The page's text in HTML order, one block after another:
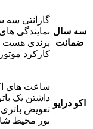
سه سال
ضمانت
گارانتی سه
نمایندگی
برندی هست
کارکرد
اکو درایو
ساعت های
داشتن یک
تعویض باتری
نور محیط